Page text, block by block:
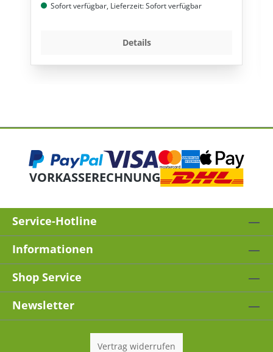
Sofort verfügbar, Lieferzeit: Sofort verfügbar
Details
VORKASSERECHNUNG
Service-Hotline
Informationen
Shop Service
Newsletter
Vertrag widerrufen